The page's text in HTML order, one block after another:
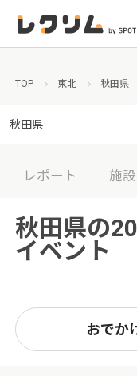
TOP 東北 秋田県
秋田県
レポート 施
秋田県の
イベント
おでか